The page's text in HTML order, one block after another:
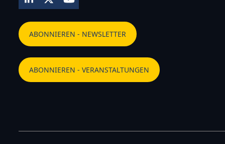
LinkedIn
TwitterYouTube
ABONNIEREN - NEWSLETTER
ABONNIEREN - VERANSTALTUNGEN